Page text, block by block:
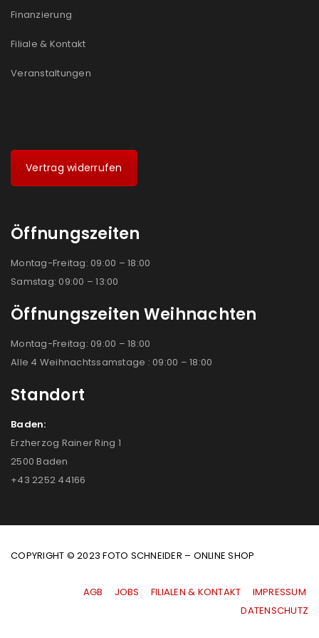
akzeptiere die
Finanzierung
Filiale & Kontakt
Veranstaltungen
Vertrag widerrufen
Öffnungszeiten
Montag-Freitag: 09:00 – 18:00
Samstag: 09:00 – 13:00
Öffnungszeiten Weihnachten
Montag-Freitag: 09:00 – 18:00
Alle 4 Weihnachtssamstage : 09:00 – 18:00
Standort
Baden:
Erzherzog Rainer Ring 1
2500 Baden
+43 2252 44166
COPYRIGHT © 2023 FOTO SCHNEIDER – ONLINE SHOP
AGB JOBS FILIALEN & KONTAKT
IMPRESSUM
|DATENSCHUTZ